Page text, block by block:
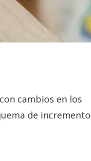
cambios en los
de